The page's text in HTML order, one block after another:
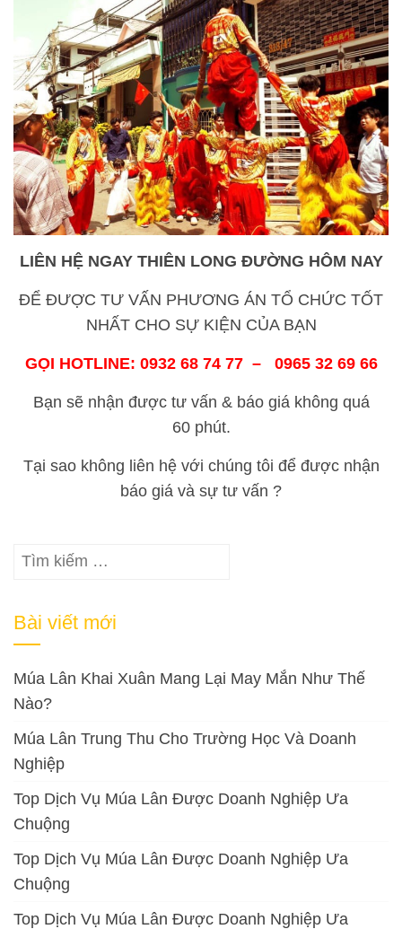
LIÊN HỆ NGAY THIÊN LONG ĐƯỜNG HÔM NAY
ĐỂ ĐƯỢC TƯ VẤN PHƯƠNG ÁN TỔ CHỨC TỐT
NHẤT CHO SỰ KIỆN CỦA BẠN
GỌI HOTLINE: 0932 68 74 77 – 0965 32 69 66
Bạn sẽ nhận được tư vấn & báo giá không quá
60 phút.
Tại sao không liên hệ với chúng tôi để được nhận
báo giá và sự tư vấn ?
Tìm
Bài viết mới
Múa Lân Khai Xuân Mang Lại May Mắn Như Thế
Nào?
Múa Lân Trung Thu Cho Trường Học Và Doanh
Nghiệp
Top Dịch Vụ Múa Lân Được Doanh Nghiệp Ưa
Chuộng
Top Dịch Vụ Múa Lân Được Doanh Nghiệp Ưa
Chuộng
Top Dịch Vụ Múa Lân Được Doanh Nghiệp Ưa